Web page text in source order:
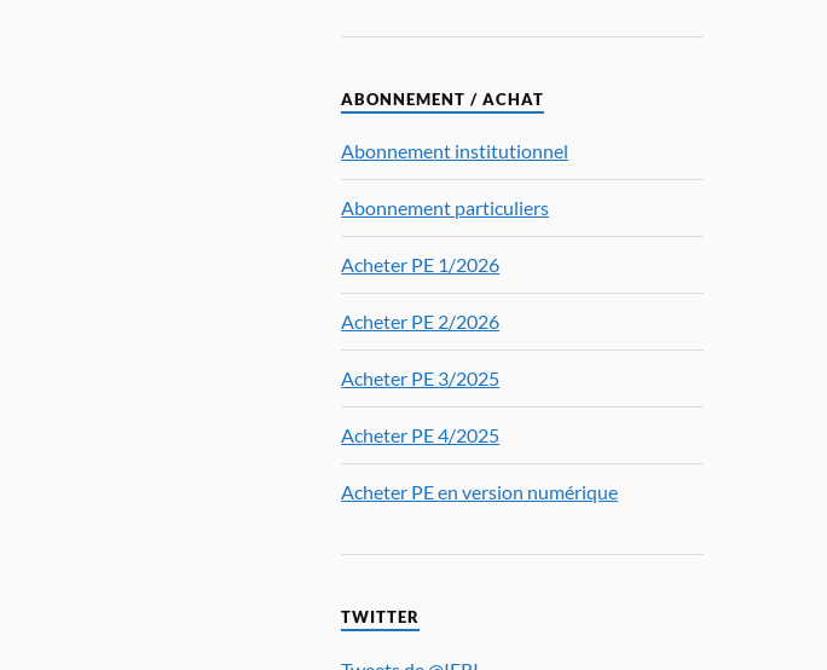
ABONNEMENT / ACHAT
Abonnement institutionnel
Abonnement particuliers
Acheter PE 1/2026
Acheter PE 2/2026
Acheter PE 3/2025
Acheter PE 4/2025
Acheter PE en version numérique
TWITTER